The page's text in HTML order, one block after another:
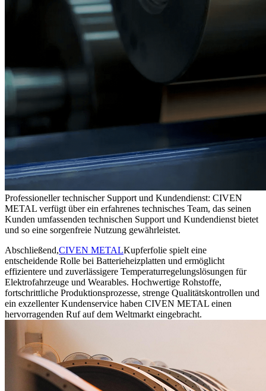
Professioneller technischer Support und Kundendienst: CIVEN
METAL verfügt über ein erfahrenes technisches Team, das seinen
Kunden umfassenden technischen Support und Kundendienst bietet
und so eine sorgenfreie Nutzung gewährleistet.
Abschließend,CIVEN METALKupferfolie spielt eine
entscheidende Rolle bei Batterieheizplatten und ermöglicht
effizientere und zuverlässigere Temperaturregelungslösungen für
Elektrofahrzeuge und Wearables. Hochwertige Rohstoffe,
fortschrittliche Produktionsprozesse, strenge Qualitätskontrollen und
ein exzellenter Kundenservice haben CIVEN METAL einen
hervorragenden Ruf auf dem Weltmarkt eingebracht.